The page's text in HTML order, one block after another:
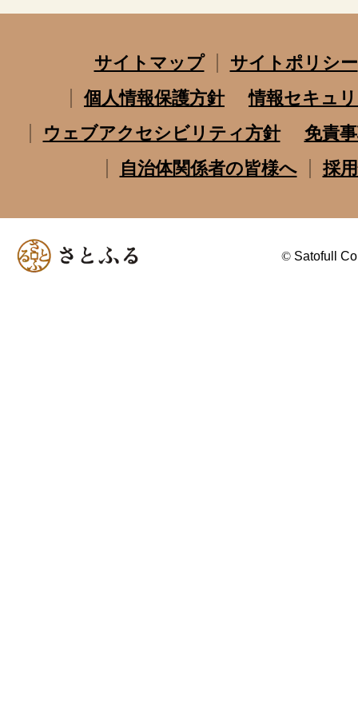
サイトマップ
サイトポリシー
個人情報保護方針
情報セキュ
ウェブアクセシビリティ方針
免責
自治体関係者の皆様へ
採
© Satofull